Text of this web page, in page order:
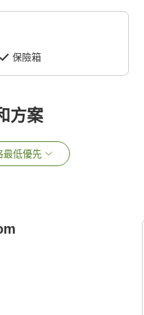
保險箱
方案
最低優先